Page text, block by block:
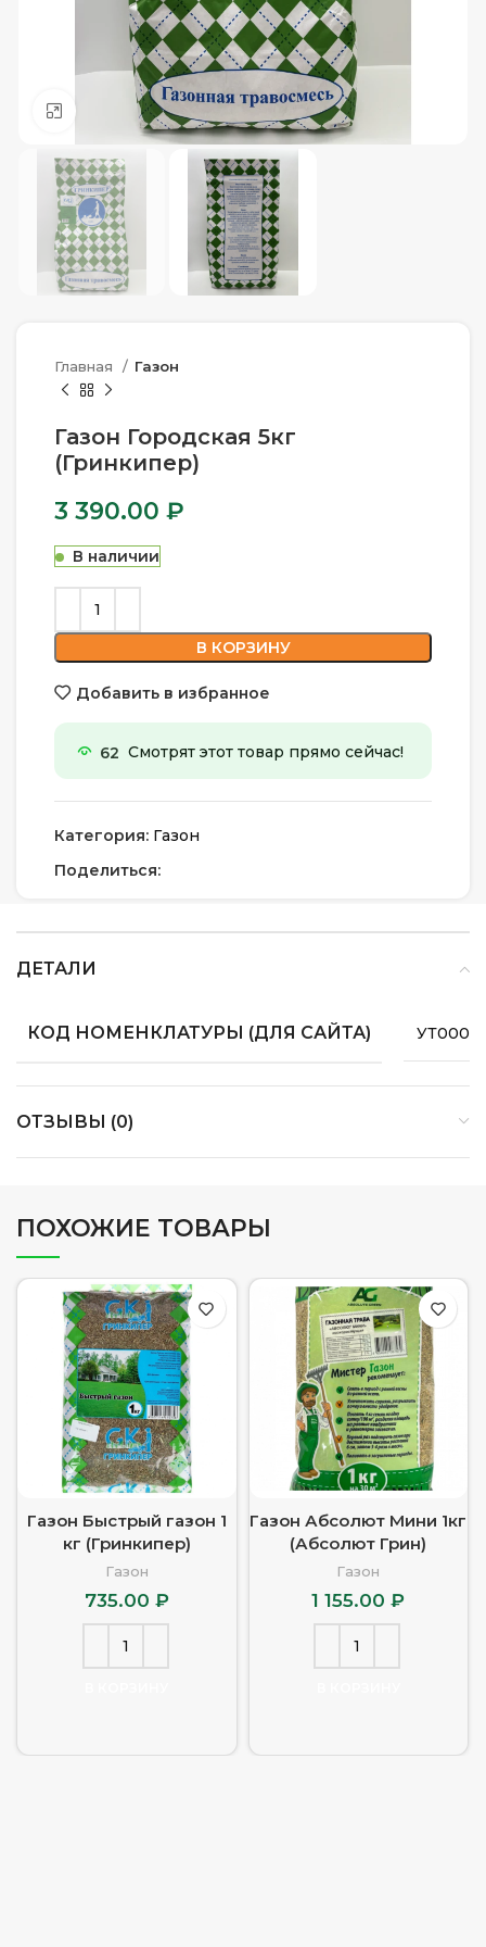
Нажмите, чтобы увеличить
Главная Газон
Газон Городская 5кг
(Гринкипер)
3 390.00 ₽
В наличии
В КОРЗИНУ
Добавить в избранное
62 Смотрят этот товар прямо сейчас!
Категория: Газон
Поделиться:
ДЕТАЛИ
КОД НОМЕНКЛАТУРЫ (ДЛЯ САЙТА)
ОТЗЫВЫ (0)
ПОХОЖИЕ ТОВАРЫ
Газон Быстрый газон 1
кг (Гринкипер)
Газон
735.00 ₽
Газон Абсолют Мини 1кг
(Абсолют Грин)
Газон
1 155.00₽